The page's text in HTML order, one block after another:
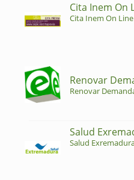
Cita Inem On
Cita Inem On Line
Renovar
Renovar
Salud
Salud